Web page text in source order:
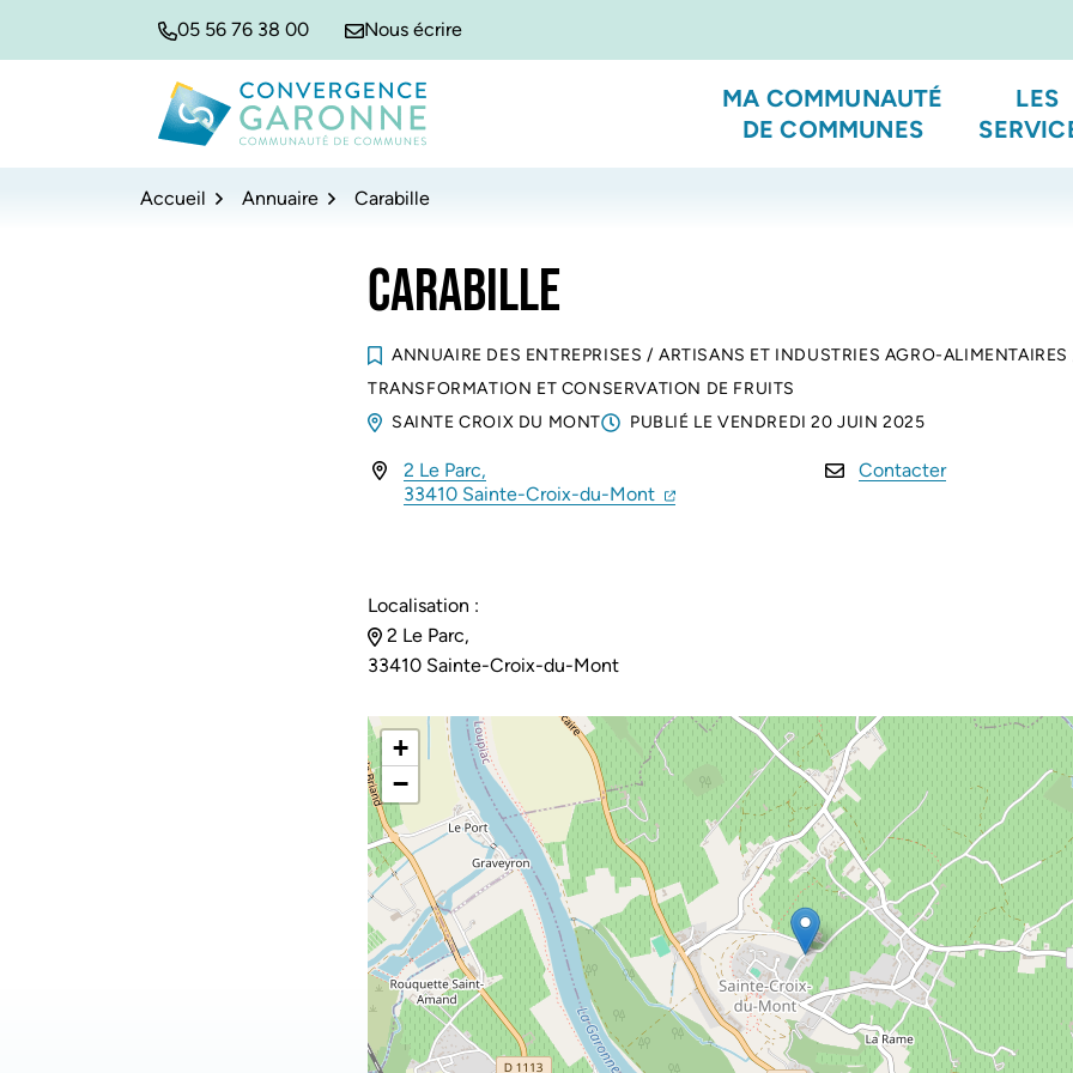
05 56 76 38 00 Nous écrire
Convergence Garonne
MA COMMUNAUTÉ
DE COMMUNES
LES
Accueil Annuaire Carabille
CARABILLE
ANNUAIRE DES ENTREPRISES / ARTISANS ET INDUSTRIES AGRO-ALIMENTAIRES
TRANSFORMATION ET CONSERVATION DE FRUITS
SAINTE CROIX DU MONT
PUBLIÉ LE VENDREDI 20 JUIN 2025
INFOS UTILES
2 Le Parc,
33410 Sainte-Croix-du-Mont (ouverture dans un nouvel onglet)
(ouverture dans un nouvel onglet)
Contacter
Localisation :
2 Le Parc,
33410 Sainte-Croix-du-Mont
+
−